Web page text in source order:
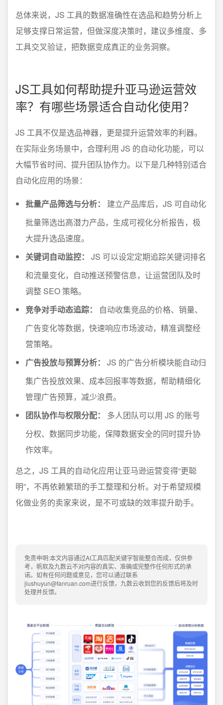
总体来说，JS 工具的数据准确性在选品和趋势分析上
足够支撑日常运营，但做深度决策时，建议多维度、多
工具交叉验证，把数据变成真正的业务洞察。
JS工具如何帮助提升亚马逊运营效
率？有哪些场景适合自动化使用？
JS 工具不仅是选品神器，更是提升运营效率的利器。
在实际业务场景中，合理利用 JS 的自动化功能，可以
大幅节省时间、提升团队协作力。以下是几种特别适合
自动化应用的场景：
批量产品筛选与分析：
建立产品库后，JS 可自动化
批量筛选出高潜力产品，生成可视化分析报告，极
大提升选品速度。
关键词自动监控：
JS 可以设定定期追踪关键词排名
和流量变化，自动推送预警信息，让运营团队及时
调整 SEO 策略。
竞争对手动态追踪：
自动收集竞品的价格、销量、
广告变化等数据，快速响应市场波动，精准调整经
营策略。
广告投放与预算分析：
JS 的广告分析模块能自动归
集广告投放效果、成本回报率等数据，帮助精细化
管理广告预算，减少浪费。
团队协作与权限分配：
多人团队可以用 JS 的账号
分权、数据同步功能，保障数据安全的同时提升协
作效率。
总之，JS 工具的自动化应用让亚马逊运营变得“更聪
明”，不再依赖繁琐的手工整理和分析。对于希望规模
化做业务的卖家来说，是不可或缺的效率提升助手。
免责申明:本文内容通过AI工具匹配关键字智能整合而成，仅供参
考，帆软及九数云不对内容的真实、准确或完整作任何形式的承
诺。如有任何问题或意见，您可以通过联系
jiushuyun@fanruan.com进行反馈，九数云收到您的反馈后将及时
处理并反馈。